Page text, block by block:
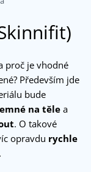
proč je vhodné
Především jde
bude
na tělea
. O takové
opravdu rychle